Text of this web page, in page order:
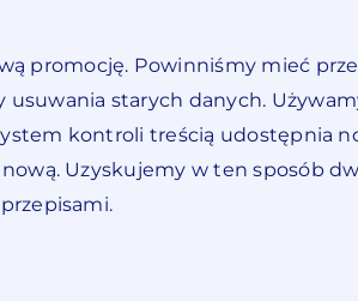
promocję. Powinniśmy mieć
starych danych.
kontroli treścią udostępnia
Uzyskujemy w ten sposób